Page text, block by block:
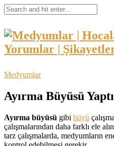
Medyumlar
Ayırma Büyüsü
Ayırma büyüsü gibi büyü
çalışmalarından daha farklı ele
tarz çalışmalarda, medyumların